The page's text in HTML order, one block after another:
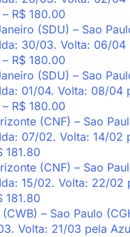
R$ 180.00
(SDU) – Sao
30/03. Volta: 06/04
R$ 180.00
(SDU) – Sao
01/04. Volta: 08/04
R$ 180.00
(CNF) – Sao
07/02. Volta: 14/02
181.80
(CNF) – Sao
15/02. Volta: 22/02
181.80
– Sao Paulo
Volta: 21/03 pela